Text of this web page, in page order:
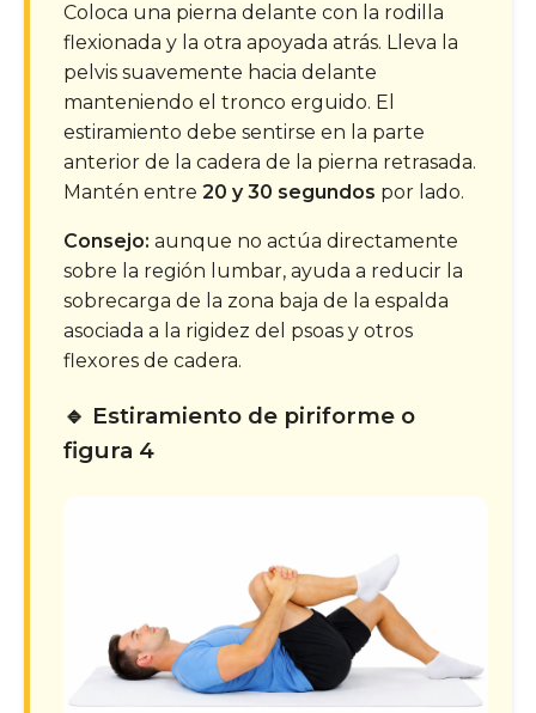
Coloca una pierna delante con la rodilla
flexionada y la otra apoyada atrás. Lleva la
pelvis suavemente hacia delante
manteniendo el tronco erguido. El
estiramiento debe sentirse en la parte
anterior de la cadera de la pierna retrasada.
Mantén entre 20 y 30 segundos por lado.
Consejo: aunque no actúa directamente
sobre la región lumbar, ayuda a reducir la
sobrecarga de la zona baja de la espalda
asociada a la rigidez del psoas y otros
flexores de cadera.
🔹 Estiramiento de piriforme o
figura 4